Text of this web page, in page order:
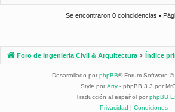
Se encontraron 0 coincidencias •
Foro de Ingenieria Civil & Arquitectura Índice
Desarrollado por phpBB® Forum Software ©
Style por Arty - phpBB 3.3 por
Traducción al español por phpBB
Privacidad | Condiciones